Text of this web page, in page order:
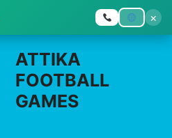
×
ATTIKA
FOOTBALL
GAMES